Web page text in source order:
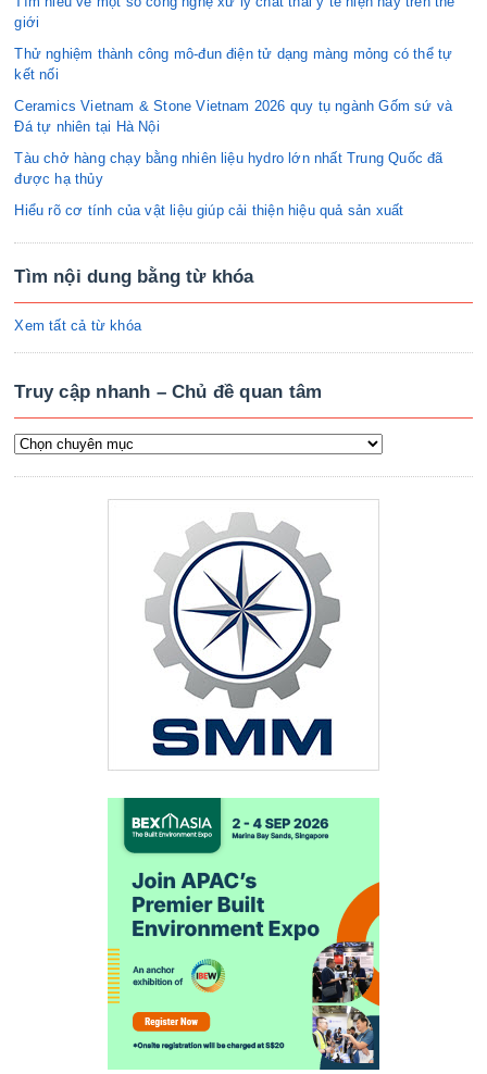
giới
Thử nghiệm thành công mô-đun điện tử dạng màng mỏng có thể tự
kết nối
Ceramics Vietnam & Stone Vietnam 2026 quy tụ ngành Gốm sứ và
Đá tự nhiên tại Hà Nội
Tàu chở hàng chạy bằng nhiên liệu hydro lớn nhất Trung Quốc đã
được hạ thủy
Hiểu rõ cơ tính của vật liệu giúp cải thiện hiệu quả sản xuất
Tìm nội dung bằng từ khóa
Xem tất cả từ khóa
Truy cập nhanh – Chủ đề quan tâm